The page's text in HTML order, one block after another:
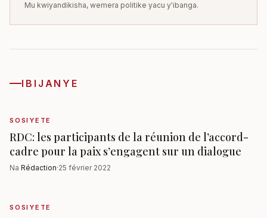
Mu kwiyandikisha, wemera politike yacu y'ibanga.
IBIJANYE
SOSIYETE
RDC: les participants de la réunion de l’accord-
cadre pour la paix s’engagent sur un dialogue
Na Rédaction·25 février 2022
SOSIYETE